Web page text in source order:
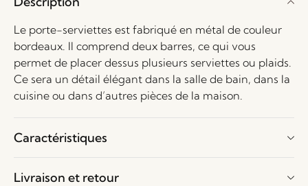
Le porte-serviettes est fabriqué en métal de couleur
bordeaux. Il comprend deux barres, ce qui vous
permet de placer dessus plusieurs serviettes ou plaids.
Ce sera un détail élégant dans la salle de bain, dans la
cuisine ou dans d’autres pièces de la maison.
Caractéristiques
Livraison et retour